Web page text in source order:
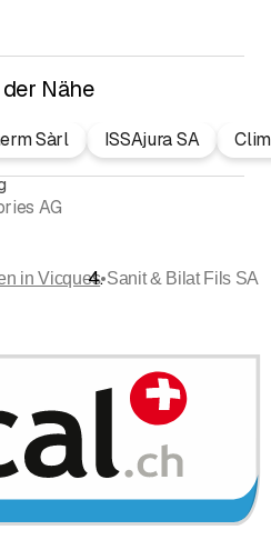
Nähe
Sàrl ISSAjura SA
AG
in Vicques•Sanit & Bilat Fils SA